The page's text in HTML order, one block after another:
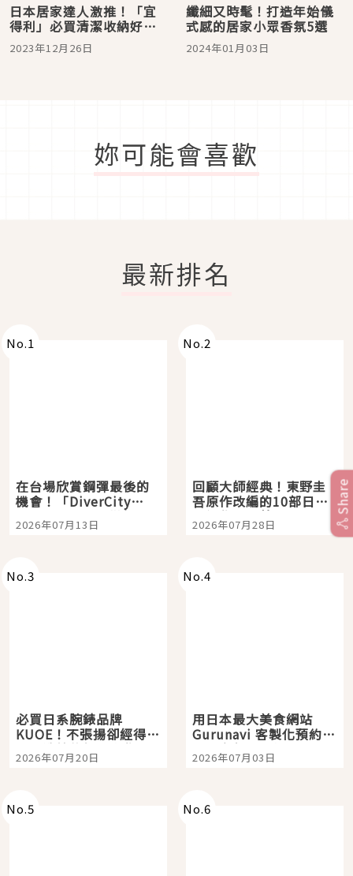
日本居家達人激推！「宜
得利」必買清潔收納好幫
手5選，讓家事省時省力沒
負擔
2023年12月26日
纖細又時髦！打造年始儀
式感的居家小眾香氛5選
2024年01月03日
妳可能會喜歡
最新排名
No.1
在台場欣賞鋼彈最後的
機會！「DiverCity
Tokyo Plaza」搭船、
購物、美食及夜景，一
2026年07月13日
No.2
回顧大師經典！東野圭
吾原作改編的10部日本
影視作品推薦
2026年07月28日
No.3
必買日系腕錶品牌
KUOE！不張揚卻經得起
時間洗鍊的經典之作五
選
2026年07月20日
No.4
用日本最大美食網站
Gurunavi 客製化預約九
大都市餐廳，打造專屬
美食體驗！
2026年07月03日
No.5 No.6
Share